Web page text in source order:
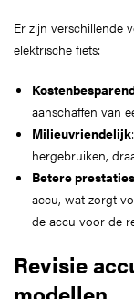
Er zijn verschillende
elektrische fiets:
aanschaffen van
Milieuvriendelijk
hergebruiken,
Betere prestaties
accu, wat zorgt
de accu voor de
Revisie